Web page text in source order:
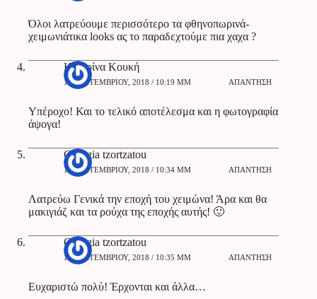
Όλοι λατρεύουμε περισσότερο τα φθηνοπωρινά-
χειμωνιάτικα looks ας το παραδεχτούμε πια χαχα ?
Κατερίνα Κουκή
10 ΣΕΠΤΕΜΒΡΊΟΥ, 2018 / 10:19 ΜΜ ΑΠΆΝΤΗΣΗ
Υπέροχο! Και το τελικό αποτέλεσμα και η φωτογραφία
άψογα!
Georgia tzortzatou
11 ΣΕΠΤΕΜΒΡΊΟΥ, 2018 / 10:34 ΜΜ ΑΠΆΝΤΗΣΗ
Λατρεύω Γενικά την εποχή του χειμώνα! Άρα και θα
μακιγιάζ και τα ρούχα της εποχής αυτής! 🙂
Georgia tzortzatou
11 ΣΕΠΤΕΜΒΡΊΟΥ, 2018 / 10:35 ΜΜ ΑΠΆΝΤΗΣΗ
Ευχαριστώ πολύ! Έρχονται και άλλα…